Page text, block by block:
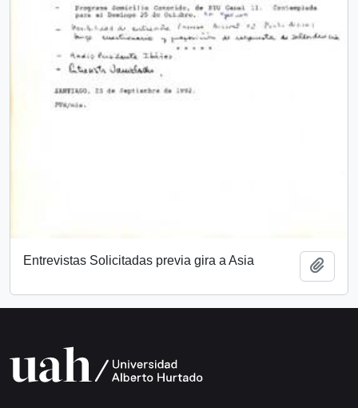
Entrevistas Solicitadas previa gira a Asia